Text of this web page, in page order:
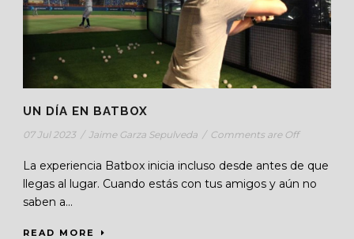
UN DÍA EN BATBOX
07 Jul 2023 / Jaime Garza Sepulveda / Comments are Off
La experiencia Batbox inicia incluso desde antes de que
llegas al lugar. Cuando estás con tus amigos y aún no
saben a...
READ MORE